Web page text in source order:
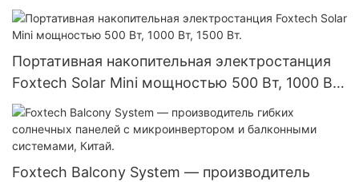
Вт, 100 Вт, 120 Вт, степень защиты IP66.
Встроенный солнечный уличный светильник.
Портативная накопительная электростанция
Foxtech Solar Mini мощностью 500 Вт, 1000 Вт,
1500 Вт.
Foxtech Balcony System — производитель